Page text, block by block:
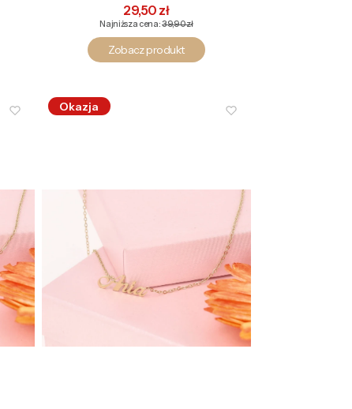
Cena promocyjna
29,50 zł
Najniższa cena:39,90 zł
Zobacz produkt
Okazja